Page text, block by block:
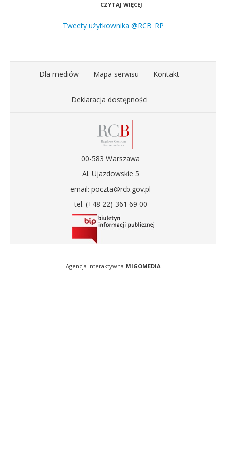
CZYTAJ WIĘCEJ
Tweety użytkownika @RCB_RP
Dla mediów Mapa serwisu Kontakt
Deklaracja dostępności
00-583 Warszawa
Al. Ujazdowskie 5
email: poczta@rcb.gov.pl
tel. (+48 22) 361 69 00
Agencja Interaktywna MIGOMEDIA